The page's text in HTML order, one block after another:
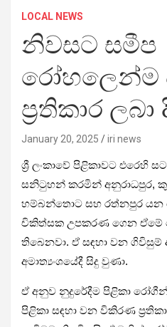
LOCAL NEWS
නිවසට සමීප
රෝහලෙන්ම
ප්‍රතිකාර
January 20, 2025 iri news
ශ්‍රී ලංකාවේ පිළිකාවට එරෙහි
සනිටුහන් කරමින් අනුරාධපුර,
හම්බන්තොට සහ රත්නපුර
චිකිත්සක උපකරණ ගෙන ඒමේ
තිබෙනවා. ඒ සඳහා වන ගිවිසුම්
අමාත්‍යංශයේදී සිදු වුණා.
ඒ අනුව නුදුරේදීම පිළිකා
පිළිකා සඳහා වන විකිරණ